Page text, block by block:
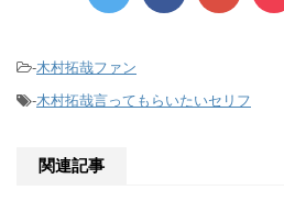
-木村拓哉ファン
-木村拓哉言ってもらいたいセリフ
関連記事